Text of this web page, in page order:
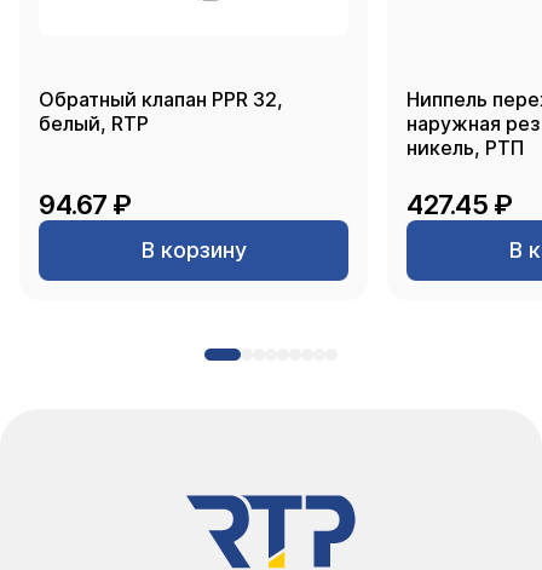
Обратный клапан PPR 32,
белый, RTP
94.67 ₽
В корзину
Ниппель
наружная
никель, РТП
427.45 ₽
В